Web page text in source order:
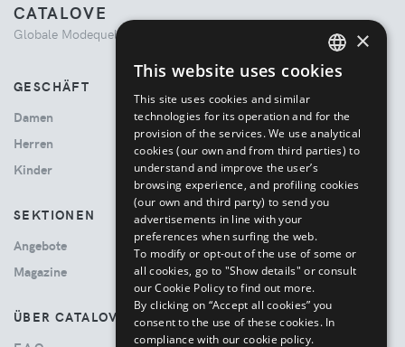
CATALOVE
Globale Modequelle. Kuratiertes Einkaufserlebnis.
GESCHÄFT
Damen
Herren
Kinder
SEKTIONEN
Angebote
Magazine
ÜBER CATALOVE
ENGLISH
×
This website uses cookies
This site uses cookies and similar
technologies for its operation and for the
provision of the services. We use analytical
cookies (our own and from third parties) to
understand and improve the user’s
browsing experience, and profiling cookies
(our own and third party) to send you
advertisements in line with your
preferences when surfing the web.
To modify or opt-out of the use of some or
all cookies, go to "Show details" or consult
our Cookie Policy to find out more.
By clicking on “Accept all cookies” you
consent to the use of these cookies. In
compliance with our cookie policy.